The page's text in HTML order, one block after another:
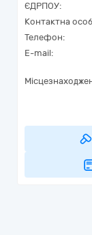
ЄДРПОУ:
Контактна
Телефон:
E-mail: